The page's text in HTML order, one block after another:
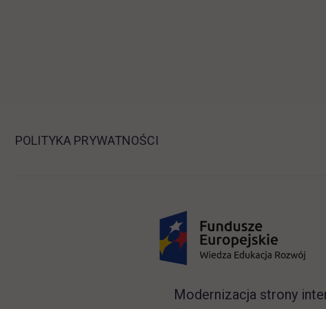
POLITYKA PRYWATNOŚCI
Modernizacja strony